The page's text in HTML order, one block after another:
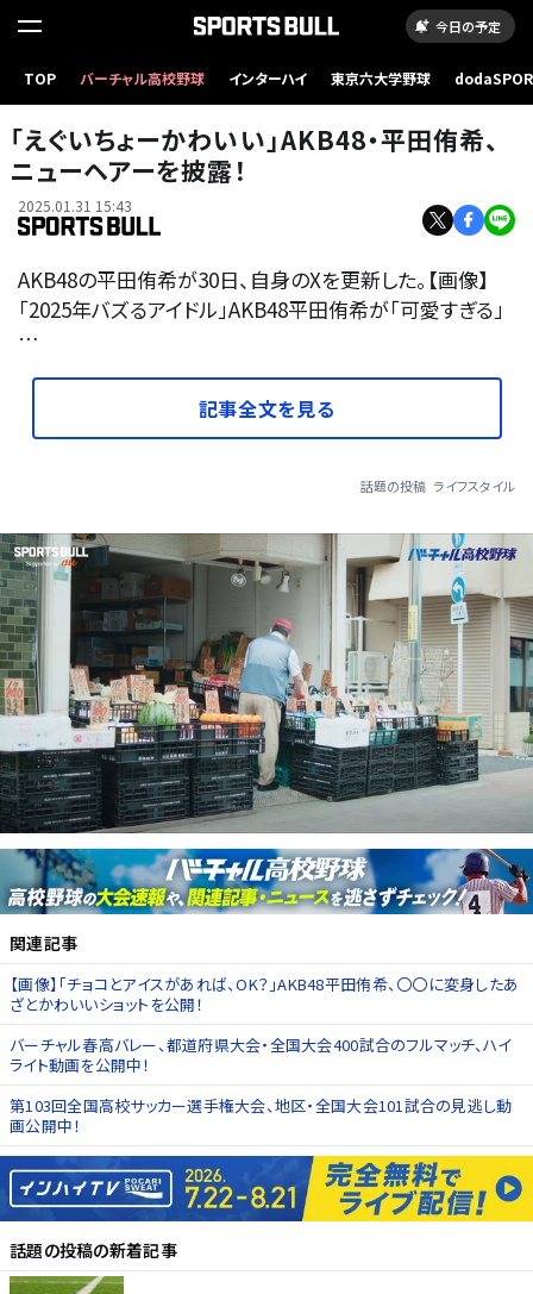
今日の予定
TOP バーチャル高校野球 インターハイ 東京六大学野球
「えぐいちょーかわいい」AKB48・平田侑希、
ニューヘアーを披露！
2025.01.31 15:43
AKB48の平田侑希が30日、自身のXを更新した。【画像】
「2025年バズるアイドル」AKB48平田侑希が「可愛すぎる」
…
記事全文を見る
話題の投稿 ライフスタイル
関連記事
【画像】「チョコとアイスがあれば、OK？」AKB48平田侑希、〇〇に変身したあ
ざとかわいいショットを公開！
バーチャル春高バレー、都道府県大会・全国大会400試合のフルマッチ、ハイ
ライト動画を公開中！
第103回全国高校サッカー選手権大会、地区・全国大会101試合の見逃し動
画公開中！
話題の投稿の新着記事